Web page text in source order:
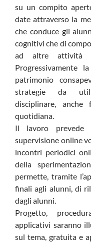
su un compito
date attraverso la
che conduce gli
cognitivi che di
ad altre attività
Progressivamente
patrimonio
strategie da
disciplinare,
quotidiana.
Il lavoro prevede
supervisione online
incontri periodici
della
permette, tramite
finali agli alunni, di
dagli alunni.
Progetto,
applicativi saranno
sul tema, gratuita e